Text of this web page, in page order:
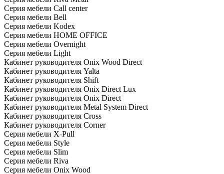
Серия мебели Call center
Серия мебели Bell
Серия мебели Kodex
Серия мебели HOME OFFICE
Серия мебели Overnight
Серия мебели Light
Кабинет руководителя Onix Wood Direct
Кабинет руководителя Yalta
Кабинет руководителя Shift
Кабинет руководителя Onix Direct Lux
Кабинет руководителя Onix Direct
Кабинет руководителя Metal System Direct
Кабинет руководителя Cross
Кабинет руководителя Corner
Серия мебели X-Pull
Серия мебели Style
Серия мебели Slim
Серия мебели Riva
Серия мебели Onix Wood